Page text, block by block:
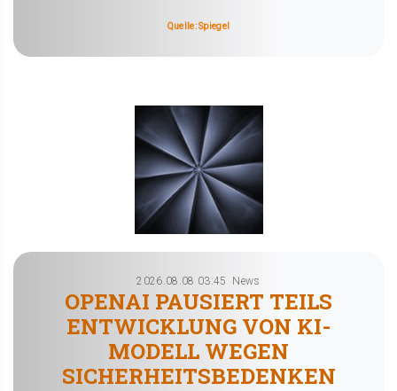
Quelle: Spiegel
2026.08.08 03:45 News
OPENAI PAUSIERT TEILS
ENTWICKLUNG VON KI-
MODELL WEGEN
SICHERHEITSBEDENKEN